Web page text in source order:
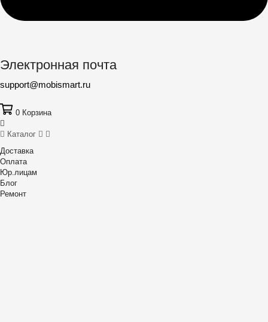
Электронная почта
support@mobismart.ru
0 Корзина
Каталог
Доставка
Оплата
Юр.лицам
Блог
Ремонт